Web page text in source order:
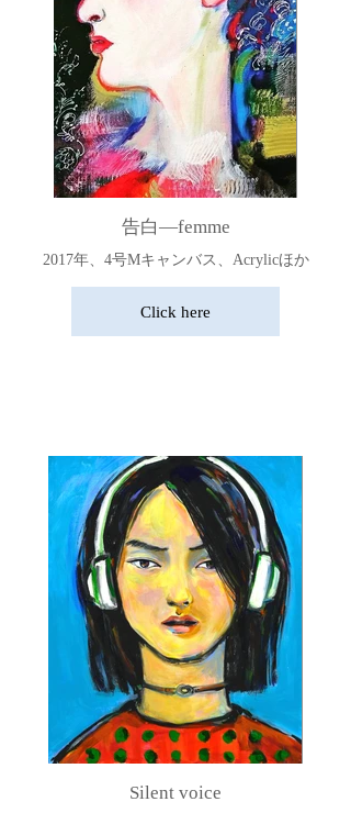
告白―femme
2017年、4号Mキャンバス、Acrylicほか
Click here
Silent voice